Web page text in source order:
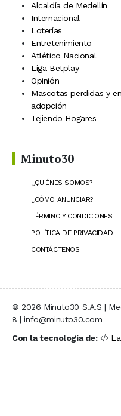
Alcaldía de Medellín
Internacional
Loterías
Entretenimiento
Atlético Nacional
Liga Betplay
Opinión
Mascotas perdidas y en
adopción
Tejiendo Hogares
Minuto30
¿QUIÉNES SOMOS?
¿CÓMO ANUNCIAR?
TÉRMINO Y CONDICIONES
POLÍTICA DE PRIVACIDAD
CONTÁCTENOS
© 2026 Minuto30 S.A.S |
8 | info@minuto30.com
Con la tecnología de: